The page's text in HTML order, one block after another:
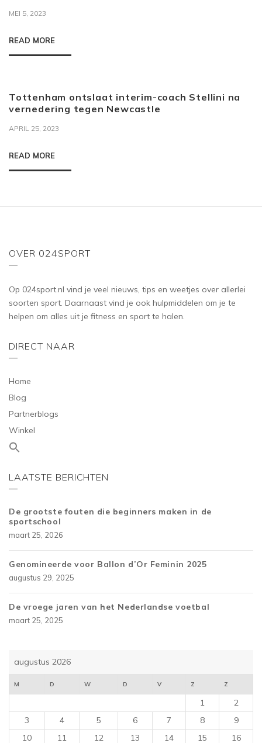
MEI 5, 2023
READ MORE
Tottenham ontslaat interim-coach Stellini na
vernedering tegen Newcastle
APRIL 25, 2023
READ MORE
OVER 024SPORT
Op 024sport.nl vind je veel nieuws, tips en weetjes over allerlei
soorten sport. Daarnaast vind je ook hulpmiddelen om je te
helpen om alles uit je fitness en sport te halen.
DIRECT NAAR
Home
Blog
Partnerblogs
Winkel
LAATSTE BERICHTEN
De grootste fouten die beginners maken in de
sportschool
maart 25, 2026
Genomineerde voor Ballon d’Or Feminin 2025
augustus 29, 2025
De vroege jaren van het Nederlandse voetbal
maart 25, 2025
augustus 2026
M D W D V Z Z
1
2
3
4 5 6 7 8
9
10
11 12 13 14 15 16